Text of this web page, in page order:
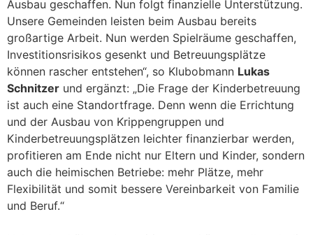
Ausbau geschaffen. Nun folgt finanzielle Unterstützung.
Unsere Gemeinden leisten beim Ausbau bereits
großartige Arbeit. Nun werden Spielräume geschaffen,
Investitionsrisikos gesenkt und Betreuungsplätze
können rascher entstehen“, so Klubobmann Lukas
Schnitzer und ergänzt: „Die Frage der Kinderbetreuung
ist auch eine Standortfrage. Denn wenn die Errichtung
und der Ausbau von Krippengruppen und
Kinderbetreuungsplätzen leichter finanzierbar werden,
profitieren am Ende nicht nur Eltern und Kinder, sondern
auch die heimischen Betriebe: mehr Plätze, mehr
Flexibilität und somit bessere Vereinbarkeit von Familie
und Beruf.“